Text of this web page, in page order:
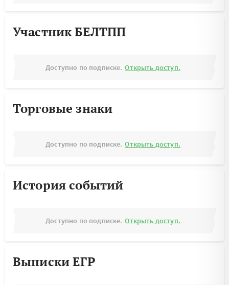
Участник БЕЛТПП
Доступно по подписке. Открыть доступ.
Торговые знаки
Доступно по подписке. Открыть доступ.
История событий
Доступно по подписке. Открыть доступ.
Выписки ЕГР